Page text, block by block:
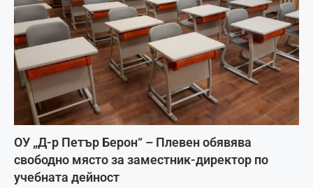
ОУ „Д-р Петър Берон“ – Плевен обявява
свободно място за заместник-директор по
учебната дейност